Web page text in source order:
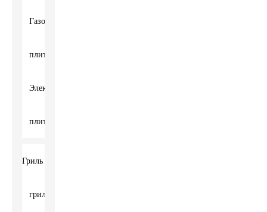
Газовая
плита
Электрическая
плита
Гриль
гриль